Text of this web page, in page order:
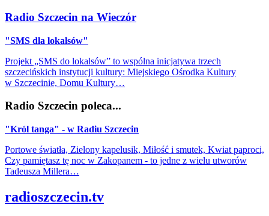
Radio Szczecin na Wieczór
"SMS dla lokalsów"
Projekt „SMS do lokalsów” to wspólna inicjatywa trzech
szczecińskich instytucji kultury: Miejskiego Ośrodka Kultury
w Szczecinie, Domu Kultury…
Radio Szczecin poleca...
"Król tanga" - w Radiu Szczecin
Portowe światła, Zielony kapelusik, Miłość i smutek, Kwiat paproci,
Czy pamiętasz tę noc w Zakopanem - to jedne z wielu utworów
Tadeusza Millera…
radioszczecin.tv